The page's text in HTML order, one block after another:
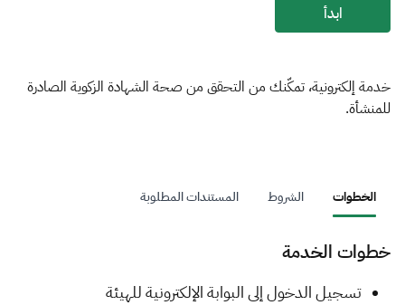
الزكاة الجمارك
ضريبة القيمة المضافة
الإقرار الضريبي
ابدأ
خدمة إلكترونية، تمكّنك من التحقق من صحة الشهادة الزكوية الصادرة
للمنشأة.
الخطوات الشروط المستندات المطلوبة
خطوات الخدمة
​​​​​تسجيل الدخول إلى البوابة الإلكترونية للهيئة